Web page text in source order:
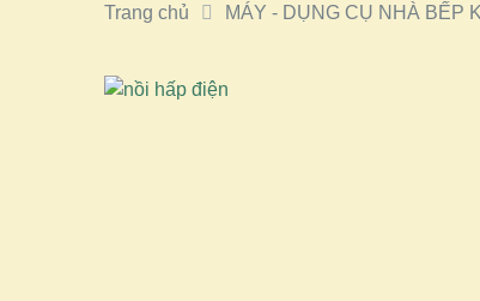
Trang chủ MÁY - DỤNG CỤ NHÀ BẾP